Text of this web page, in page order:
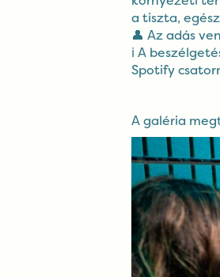
a tiszta,
👤 Az adás
ℹ️ A
Spotify
A galéria